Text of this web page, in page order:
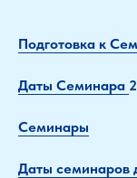
Подготовка к
Даты Семинара 2
Семинары
Даты семинаров